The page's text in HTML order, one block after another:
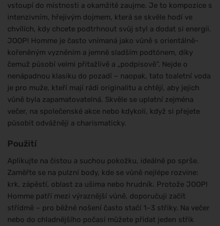
vstoupí do místnosti a okamžitě zaujme. Je to kompozice s
intenzivním, hřejivým dojmem, která se skvěle hodí ve
chvílích, kdy chcete podtrhnout svůj styl a dodat si energii.
JOOP! Homme je často vnímaná jako vůně s orientálně-
kořeněným vyzněním a jemně sladším podtónem, díky
čemuž působí velmi přitažlivě a „podpisově“. Nejde o
nenápadnou klasiku do pozadí – naopak, tato toaletní voda
je pro muže, kteří mají rádi originalitu a chtějí, aby jejich
vůně byla zapamatovatelná. Skvěle se uplatní zejména
večer, na společenské akce nebo kdykoli, když si přejete
působit odvážněji a charismaticky.
Použití
Aplikujte na čistou a suchou pokožku, ideálně po sprše.
Zaměřte se na pulzní body, kde se vůně nejlépe rozvine:
krk, zápěstí, oblast za ušima nebo hrudník. Protože JOOP!
Homme patří mezi výraznější vůně, doporučuji začít
střídmě – pro běžné nošení často stačí 1–3 střiky. Na večer
nebo do chladnějšího počasí můžete přidat jeden střik